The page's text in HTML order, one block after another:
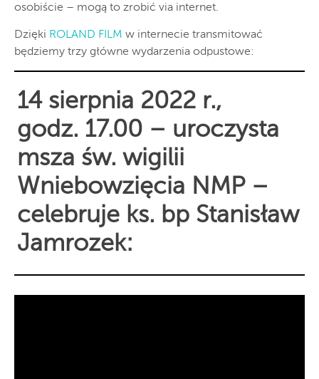
osobiście – mogą to zrobić via internet.
Dzięki ROLAND FILM w internecie transmitować
będziemy trzy główne wydarzenia odpustowe:
14 sierpnia 2022 r.,
godz. 17.00 – uroczysta
msza św. wigilii
Wniebowzięcia NMP –
celebruje ks. bp Stanisław
Jamrozek: